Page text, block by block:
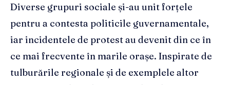
Diverse grupuri sociale și-au unit forțele
pentru a contesta politicile guvernamentale,
iar incidentele de protest au devenit din ce în
ce mai frecvente în marile orașe. Inspirate de
tulburările regionale și de exemplele altor